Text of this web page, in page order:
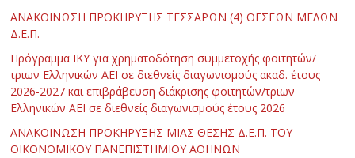
ΑΝΑΚΟΙΝΩΣΗ ΠΡΟΚΗΡΥΞΗΣ ΤΕΣΣΑΡΩΝ (4) ΘΕΣΕΩΝ ΜΕΛΩΝ
Δ.Ε.Π.
Πρόγραμμα ΙΚΥ για χρηματοδότηση συμμετοχής φοιτητών/
τριων Ελληνικών ΑΕΙ σε διεθνείς διαγωνισμούς ακαδ. έτους
2026-2027 και επιβράβευση διάκρισης φοιτητών/τριων
Ελληνικών ΑΕΙ σε διεθνείς διαγωνισμούς έτους 2026
ΑΝΑΚΟΙΝΩΣΗ ΠΡΟΚΗΡΥΞΗΣ ΜΙΑΣ ΘΕΣΗΣ Δ.Ε.Π. ΤΟΥ
ΟΙΚΟΝΟΜΙΚΟΥ ΠΑΝΕΠΙΣΤΗΜΙΟΥ ΑΘΗΝΩΝ